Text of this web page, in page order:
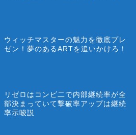
ウィッチマスターの魅力を徹底プレ
ゼン！夢のあるARTを追いかけろ！
リゼロはコンビ二で内部継続率が全
部決まっていて撃破率アップは継続
率示唆説